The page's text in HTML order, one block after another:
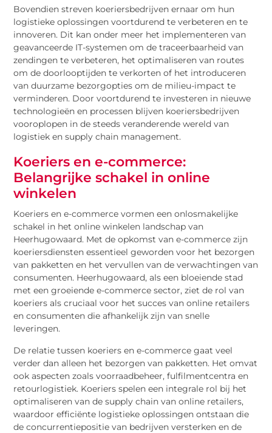
Bovendien streven koeriersbedrijven ernaar om hun
logistieke oplossingen voortdurend te verbeteren en te
innoveren. Dit kan onder meer het implementeren van
geavanceerde IT-systemen om de traceerbaarheid van
zendingen te verbeteren, het optimaliseren van routes
om de doorlooptijden te verkorten of het introduceren
van duurzame bezorgopties om de milieu-impact te
verminderen. Door voortdurend te investeren in nieuwe
technologieën en processen blijven koeriersbedrijven
vooroplopen in de steeds veranderende wereld van
logistiek en supply chain management.
Koeriers en e-commerce:
Belangrijke schakel in online
winkelen
Koeriers en e-commerce vormen een onlosmakelijke
schakel in het online winkelen landschap van
Heerhugowaard. Met de opkomst van e-commerce zijn
koeriersdiensten essentieel geworden voor het bezorgen
van pakketten en het vervullen van de verwachtingen van
consumenten. Heerhugowaard, als een bloeiende stad
met een groeiende e-commerce sector, ziet de rol van
koeriers als cruciaal voor het succes van online retailers
en consumenten die afhankelijk zijn van snelle
leveringen.
De relatie tussen koeriers en e-commerce gaat veel
verder dan alleen het bezorgen van pakketten. Het omvat
ook aspecten zoals voorraadbeheer, fulfilmentcentra en
retourlogistiek. Koeriers spelen een integrale rol bij het
optimaliseren van de supply chain van online retailers,
waardoor efficiënte logistieke oplossingen ontstaan die
de concurrentiepositie van bedrijven versterken en de